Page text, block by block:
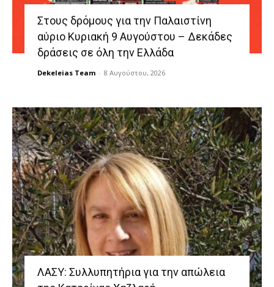
Στους δρόμους για την Παλαιστίνη
αύριο Κυριακή 9 Αυγούστου – Δεκάδες
δράσεις σε όλη την Ελλάδα
Dekeleias Team - 8 Αυγούστου, 2026
ΛΑΣΥ: Συλλυπητήρια για την απώλεια